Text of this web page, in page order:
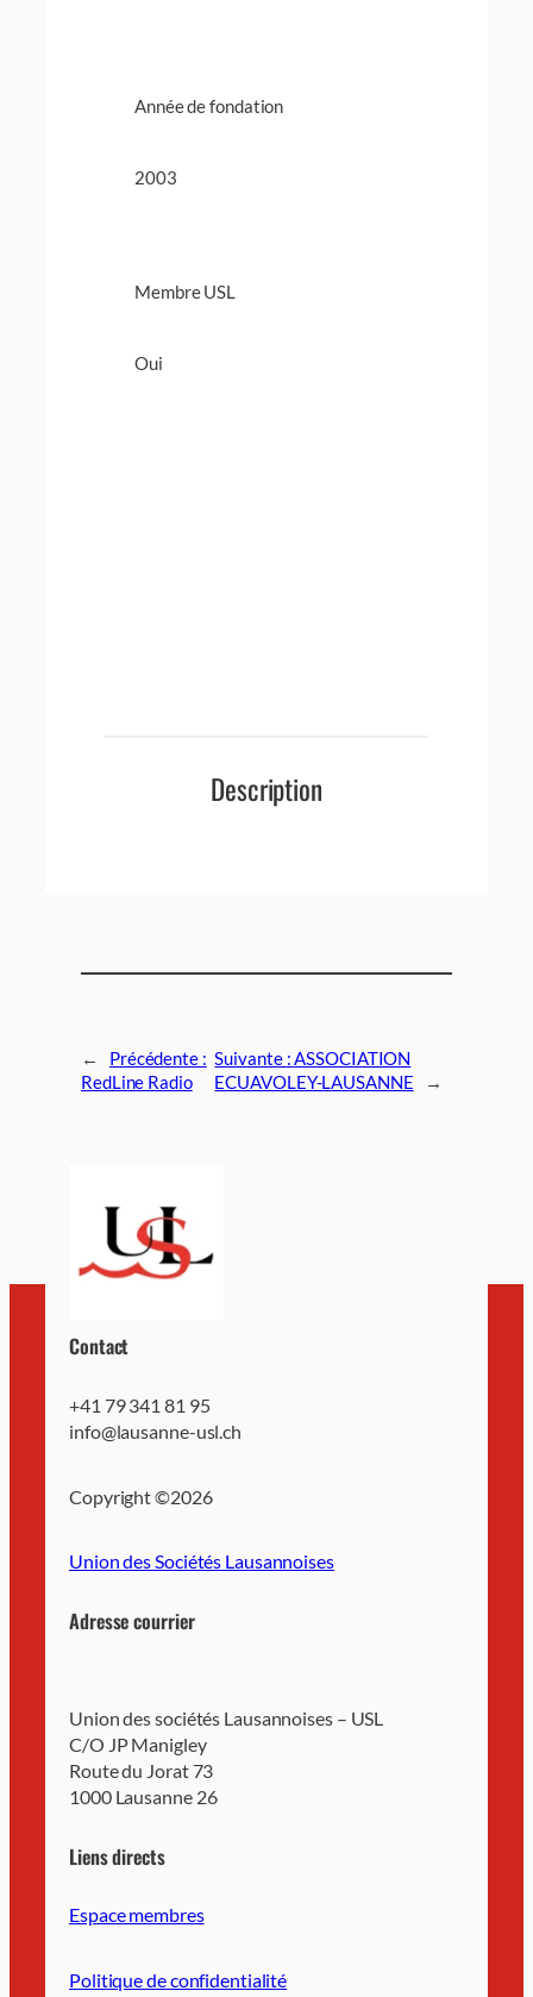
Année de fondation
2003
Membre USL
Oui
Description
←
Précédente :
RedLine Radio
Suivante :ASSOCIATION
ECUAVOLEY-LAUSANNE
→
Contact
+41 79 341 81 95
info@lausanne-usl.ch
Copyright ©2026
Union des Sociétés Lausannoises
Adresse courrier
Union des sociétés Lausannoises – USL
C/O JP Manigley
Route du Jorat 73
1000 Lausanne 26
Liens directs
Espace membres
Politique de confidentialité